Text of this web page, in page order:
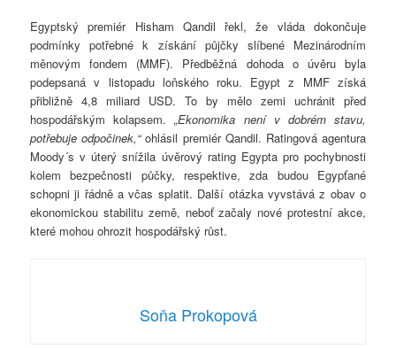
Egyptský premiér Hisham Qandil řekl, že vláda dokončuje
podmínky potřebné k získání půjčky slíbené Mezinárodním
měnovým fondem (MMF). Předběžná dohoda o úvěru byla
podepsaná v listopadu loňského roku. Egypt z MMF získá
přibližně 4,8 miliard USD. To by mělo zemi uchránit před
hospodářským kolapsem.„Ekonomika není v dobrém stavu,
potřebuje odpočinek,“ohlásil premiér Qandil. Ratingová agentura
Moody´s v úterý snížila úvěrový rating Egypta pro pochybnosti
kolem bezpečnosti půčky, respektive, zda budou Egypťané
schopni ji řádně a včas splatit. Další otázka vyvstává z obav o
ekonomickou stabilitu země, neboť začaly nové protestní akce,
které mohou ohrozit hospodářský růst.
Soňa Prokopová